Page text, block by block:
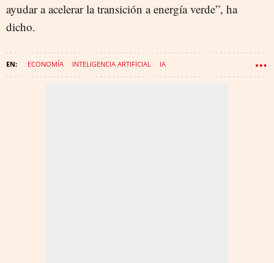
ayudar a acelerar la transición a energía verde”, ha
dicho.
ECONOMÍA INTELIGENCIA ARTIFICIAL IA